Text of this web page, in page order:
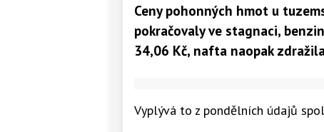
Ceny pohonných hmot u
pokračovaly ve stagnaci,
34,06 Kč, nafta naopak
Vyplývá to z pondělních údajů